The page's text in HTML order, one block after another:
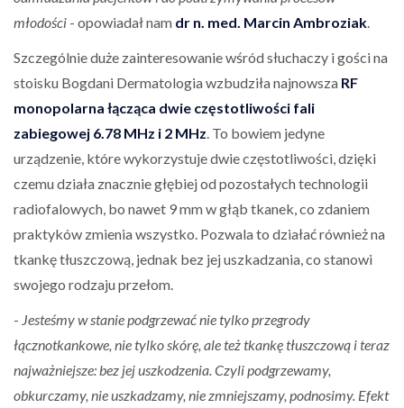
młodości - opowiadał nam dr n. med. Marcin Ambroziak
Szczególnie duże zainteresowanie wśród słuchaczy i gości na
stoisku Bogdani Dermatologia wzbudziła najnowsza RF
monopolarna łącząca dwie częstotliwości fali
zabiegowej 6.78 MHz i 2 MHz . To bowiem jedyne
urządzenie, które wykorzystuje dwie częstotliwości, dzięki
czemu działa znacznie głębiej od pozostałych technologii
radiofalowych, bo nawet 9 mm w głąb tkanek, co zdaniem
praktyków zmienia wszystko. Pozwala to działać również na
tkankę tłuszczową, jednak bez jej uszkadzania, co stanowi
swojego rodzaju przełom.
- Jesteśmy w stanie podgrzewać nie tylko przegrody
łącznotkankowe, nie tylko skórę, ale też tkankę tłuszczową i teraz
najważniejsze: bez jej uszkodzenia. Czyli podgrzewamy,
obkurczamy, nie uszkadzamy, nie zmniejszamy, podnosimy. Efekt